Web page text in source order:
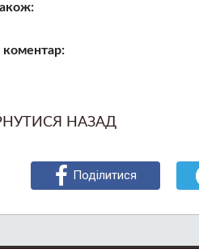
НАЗАД
Поділитися